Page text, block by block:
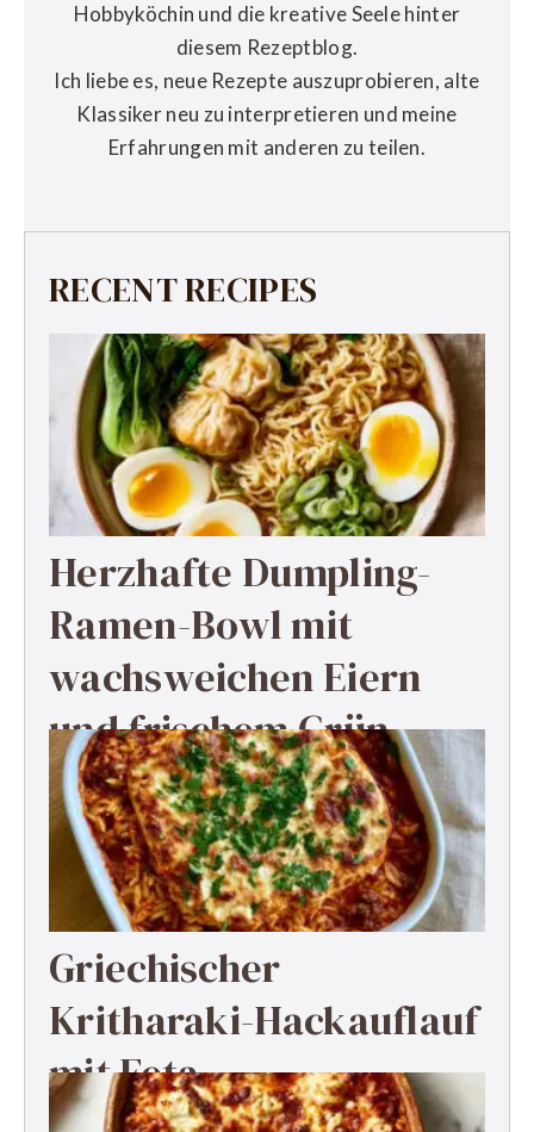
Hobbyköchin und die kreative Seele hinter
diesem Rezeptblog.
Ich liebe es, neue Rezepte auszuprobieren, alte
Klassiker neu zu interpretieren und meine
Erfahrungen mit anderen zu teilen.
RECENT RECIPES
Herzhafte Dumpling-
Ramen-Bowl mit
wachsweichen Eiern
und frischem Grün
Griechischer
Kritharaki-Hackauflauf
mit Feta